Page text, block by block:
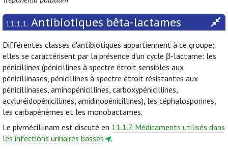
11.1.1. Antibiotiques bêta-lactames
Différentes classes d'antibiotiques appartiennent à ce groupe;
elles se caractérisent par la présence d'un cycle β-lactame: les
pénicillines (pénicillines à spectre étroit sensibles aux
pénicillinases, pénicillines à spectre étroit résistantes aux
pénicillinases, aminopénicillines, carboxypénicillines,
acyluréidopénicillines, amidinopénicillines), les céphalosporines,
les carbapénèmes et les monobactames.
Le pivmécillinam est discuté en 11.1.7. Médicaments utilisés dans
les infections urinaires basses
.